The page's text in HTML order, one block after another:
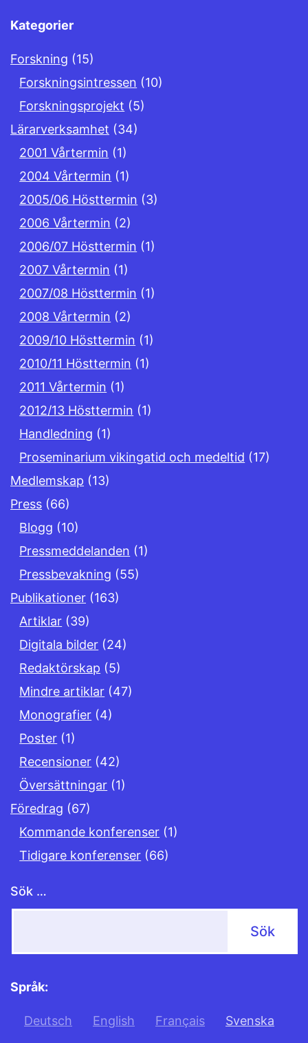
Kategorier
Forskning (15)
Forskningsintressen (10)
Forskningsprojekt (5)
Lärarverksamhet (34)
2001 Vårtermin (1)
2004 Vårtermin (1)
2005/06 Hösttermin (3)
2006 Vårtermin (2)
2006/07 Hösttermin (1)
2007 Vårtermin (1)
2007/08 Hösttermin (1)
2008 Vårtermin (2)
2009/10 Hösttermin (1)
2010/11 Hösttermin (1)
2011 Vårtermin (1)
2012/13 Hösttermin (1)
Handledning (1)
Proseminarium vikingatid och medeltid (17)
Medlemskap (13)
Press (66)
Blogg (10)
Pressmeddelanden (1)
Pressbevakning (55)
Publikationer (163)
Artiklar (39)
Digitala bilder (24)
Redaktörskap (5)
Mindre artiklar (47)
Monografier (4)
Poster (1)
Recensioner (42)
Översättningar (1)
Föredrag (67)
Kommande konferenser (1)
Tidigare konferenser (66)
Sök …
Språk:
Deutsch English Français Svenska